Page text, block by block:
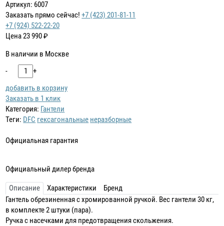
Артикул: 6007
Заказать прямо сейчас! +7 (423) 201-81-11
+7 (924) 522-22-20
Цена23 990₽
В наличии в Москве
-
+
добавить в корзину
Заказать в 1 клик
Категория: Гантели
Теги: DFC гексагональные неразборные
Официальная гарантия
Официальный дилер бренда
Описание Характеристики
Бренд
Гантель обрезиненная с хромированной ручкой. Вес гантели 30 кг,
в комплекте 2 штуки (пара).
Ручка с насечками для предотвращения скольжения.